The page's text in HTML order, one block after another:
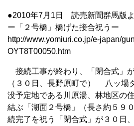
●2010年7月1日 読売新聞群馬版
ー「２号橋」橋げた接合祝うー
http://www.yomiuri.co.jp/e-japan/
OYT8T00050.htm
接続工事が終わり、「閉合式」
（３０日、長野原町で） 八ッ場
没予定地である川原湯、林地区の
結ぶ「湖面２号橋」（長さ約５９
続完了を祝う「閉合式」が３０日